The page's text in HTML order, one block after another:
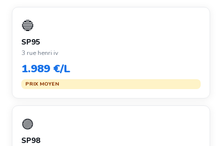
🔵
SP95
3 rue henri iv
1.989 €/L
PRIX MOYEN
🟣
SP98